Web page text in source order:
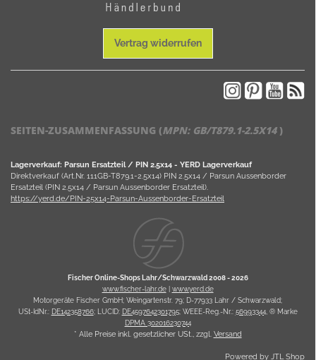
Vertrag widerrufen
SEITEN-ZUSAMMENFASSUNG (MPN: GB/T879.1-2.5X14)
Lagerverkauf: Parsun Ersatzteil / PIN 2.5x14 - YERD Lagerverkauf
Direktverkauf (Art.Nr. 111GB-T879.1-2.5x14) PIN 2.5x14 / Parsun Aussenborder
Ersatzteil (PIN 2.5x14 / Parsun Aussenborder Ersatzteil).
https://yerd.de/PIN-25x14-Parsun-Aussenborder-Ersatzteil
Fischer Online-Shops Lahr/Schwarzwald 2008 -2026
www.fischer-lahr.de| www.yerd.de
Motorgeräte Fischer GmbH; Weingartenstr. 79; D-77933 Lahr / Schwarzwald;
USt-IdNr.: DE142358766; LUCID: DE4597642301795; WEEE-Reg.-Nr.: 56993344, ® Marke
DPMA 302016230744
* Alle Preise inkl. gesetzlicher USt., zzgl. Versand
Powered byJTL Shop